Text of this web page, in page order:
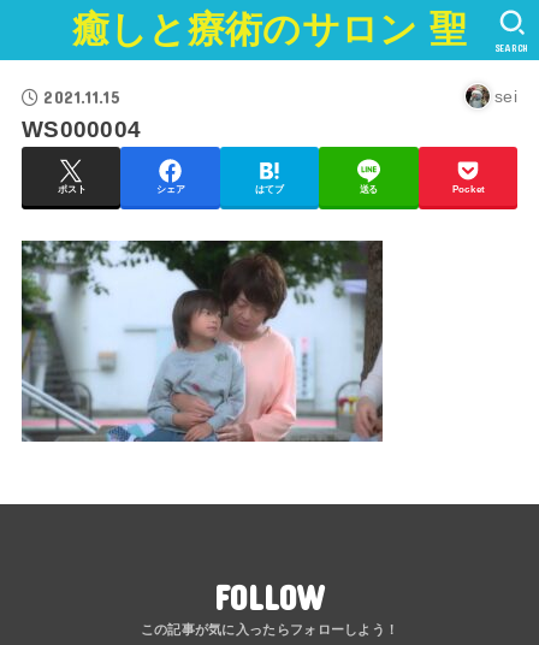
癒しと療術のサロン 聖 SEARCH
2021.11.15 sei
WS000004
ポスト シェア はてブ 送る Pocket
FOLLOW